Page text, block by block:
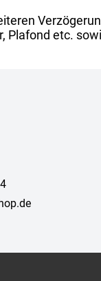
Plafond etc.